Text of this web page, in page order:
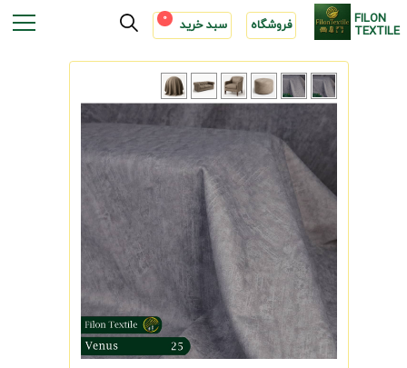
FILON
TEXTILE فروشگاه سبد خرید 0